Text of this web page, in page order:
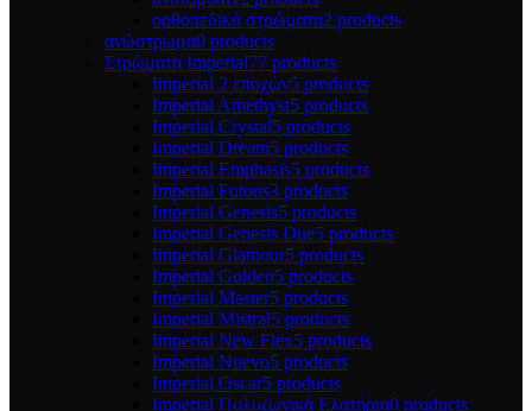
ορθοπεδικά στρώματα2 products
ανώστρωμα0 products
Στρώματα Imperial77 products
Imperial 2 εποχών5 products
Imperial Amethyst5 products
Imperial Crystal5 products
Imperial Dream5 products
Imperial Emphasis5 products
Imperial Futons3 products
Imperial Genesis5 products
Imperial Genesis Due5 products
Imperial Glamour5 products
Imperial Golden5 products
Imperial Master5 products
Imperial Mistral5 products
Imperial New Flex5 products
Imperial Nuevo5 products
Imperial Oscar5 products
Imperial Πολυζωνικά Ελατήρια0 products